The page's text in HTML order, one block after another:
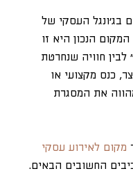
בג’ונגל העסקי של
הנכון היא זו
חוויה שנחרטת
כנס מקצועי או
את המסגרת
מקום לאירוע עסקי
החשובים הבאים.